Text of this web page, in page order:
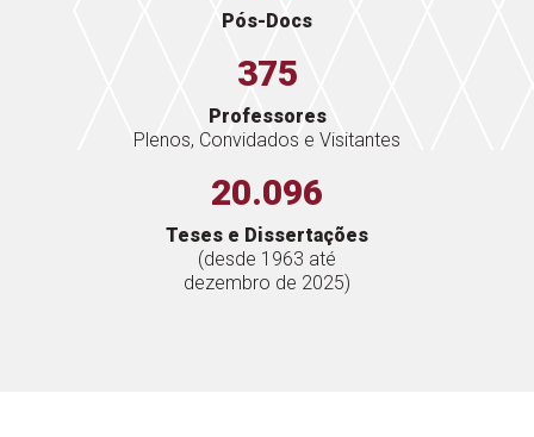
Pós-Docs
375
Professores
Plenos, Convidados e Visitantes
20.096
Teses e Dissertações
(desde 1963 até
dezembro de 2025)